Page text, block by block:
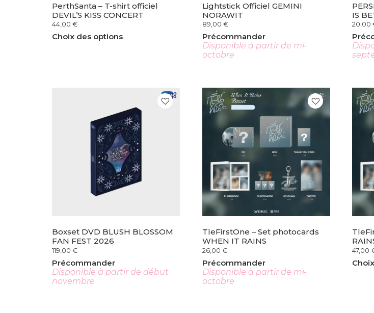
PerthSanta – T-shirt officiel
DEVIL’S KISS CONCERT
44,00 €
Choix des options
Lightstick Officiel GEMINI
NORAWIT
89,00 €
Précommander
Disponible à partir de mi-
octobre
IS
20,00
Boxset DVD BLUSH BLOSSOM
FAN FEST 2026
119,00 €
Précommander
Disponible à partir de début
novembre
TleFirstOne – Set photocards
WHEN IT RAINS
26,00 €
Précommander
Disponible à partir de mi-
octobre
47,00